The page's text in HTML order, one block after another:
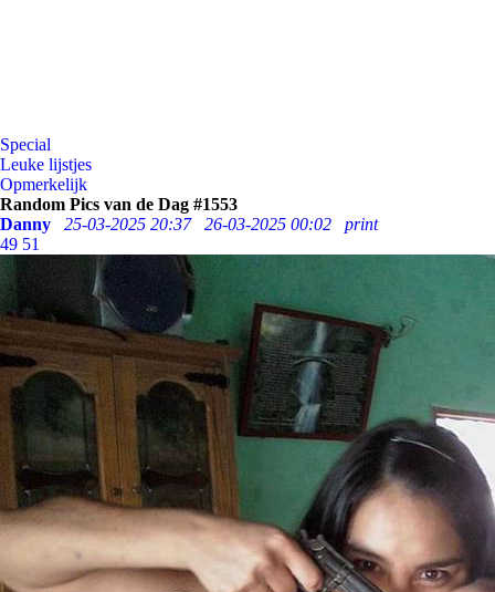
Special
Leuke lijstjes
Opmerkelijk
Random Pics van de Dag #1553
Danny
25-03-2025 20:37 26-03-2025 00:02
print
49 51